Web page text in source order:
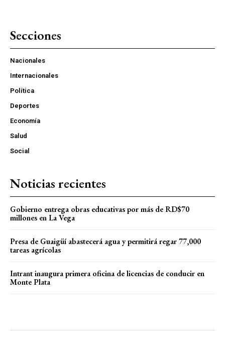
Secciones
Nacionales
Internacionales
Política
Deportes
Economía
Salud
Social
Noticias recientes
Gobierno entrega obras educativas por más de RD$70
millones en La Vega
Presa de Guaigüí abastecerá agua y permitirá regar 77,000
tareas agrícolas
Intrant inaugura primera oficina de licencias de conducir en
Monte Plata